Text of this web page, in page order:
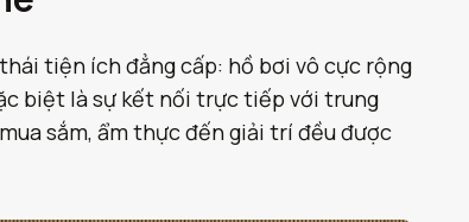
tiện ích đẳng cấp: hồ bơi vô cực rộng
biệt là sự kết nối trực tiếp với trung
sắm, ẩm thực đến giải trí đều được